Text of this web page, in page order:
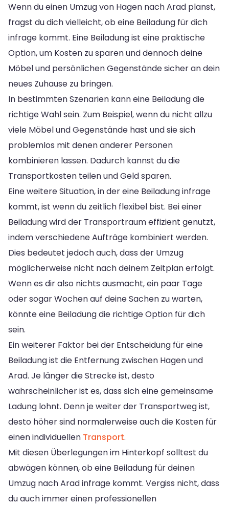
Wenn du einen Umzug von Hagen nach Arad planst,
fragst du dich vielleicht, ob eine Beiladung für dich
infrage kommt. Eine Beiladung ist eine praktische
Option, um Kosten zu sparen und dennoch deine
Möbel und persönlichen Gegenstände sicher an dein
neues Zuhause zu bringen.
In bestimmten Szenarien kann eine Beiladung die
richtige Wahl sein. Zum Beispiel, wenn du nicht allzu
viele Möbel und Gegenstände hast und sie sich
problemlos mit denen anderer Personen
kombinieren lassen. Dadurch kannst du die
Transportkosten teilen und Geld sparen.
Eine weitere Situation, in der eine Beiladung infrage
kommt, ist wenn du zeitlich flexibel bist. Bei einer
Beiladung wird der Transportraum effizient genutzt,
indem verschiedene Aufträge kombiniert werden.
Dies bedeutet jedoch auch, dass der Umzug
möglicherweise nicht nach deinem Zeitplan erfolgt.
Wenn es dir also nichts ausmacht, ein paar Tage
oder sogar Wochen auf deine Sachen zu warten,
könnte eine Beiladung die richtige Option für dich
sein.
Ein weiterer Faktor bei der Entscheidung für eine
Beiladung ist die Entfernung zwischen Hagen und
Arad. Je länger die Strecke ist, desto
wahrscheinlicher ist es, dass sich eine gemeinsame
Ladung lohnt. Denn je weiter der Transportweg ist,
desto höher sind normalerweise auch die Kosten für
einen individuellen Transport.
Mit diesen Überlegungen im Hinterkopf solltest du
abwägen können, ob eine Beiladung für deinen
Umzug nach Arad infrage kommt. Vergiss nicht, dass
du auch immer einen professionellen